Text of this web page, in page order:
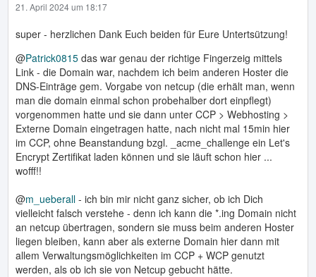
21. April 2024 um 18:17
super - herzlichen Dank Euch beiden für Eure Untertsützung!
@Patrick0815 das war genau der richtige Fingerzeig mittels
Link - die Domain war, nachdem ich beim anderen Hoster die
DNS-Einträge gem. Vorgabe von netcup (die erhält man, wenn
man die domain einmal schon probehalber dort einpflegt)
vorgenommen hatte und sie dann unter CCP > Webhosting >
Externe Domain eingetragen hatte, nach nicht mal 15min hier
im CCP, ohne Beanstandung bzgl. _acme_challenge ein Let's
Encrypt Zertifikat laden können und sie läuft schon hier ...
wofff!!
@m_ueberall - ich bin mir nicht ganz sicher, ob ich Dich
vielleicht falsch verstehe - denn ich kann die *.ing Domain nicht
an netcup übertragen, sondern sie muss beim anderen Hoster
liegen bleiben, kann aber als externe Domain hier dann mit
allem Verwaltungsmöglichkeiten im CCP + WCP genutzt
werden, als ob ich sie von Netcup gebucht hätte.